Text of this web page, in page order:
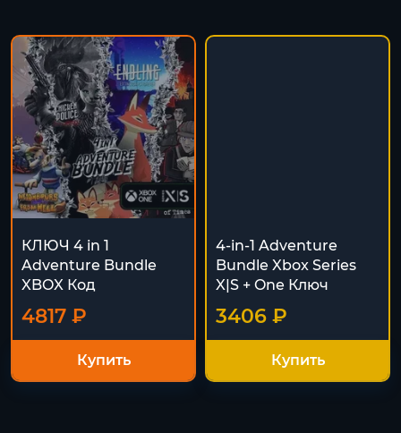
КЛЮЧ 4 in 1
Adventure Bundle
XBOX Код
4817 ₽
Купить
4-in-1 Adventure
Bundle Xbox Series
X|S + One Ключ
3406 ₽
Купить